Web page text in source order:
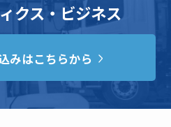
クス・ビジネス
みはこちらから